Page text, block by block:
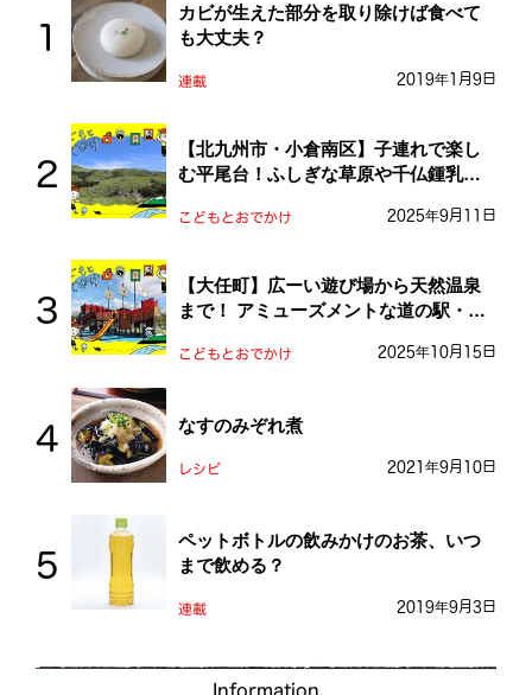
カビが生えた部分を取り除けば食べて
も大丈夫？
連載 2019年1月9日
【北九州市・小倉南区】子連れで楽し
む平尾台！ふしぎな草原や千仏鍾乳洞
こどもとおでかけ 2025年9月11日
【大任町】広ーい遊び場から天然温泉
まで！ アミューズメントな道の駅・お
こどもとおでかけ 2025年10月15日
なすのみぞれ煮
レシピ 2021年9月10日
ペットボトルの飲みかけのお茶、いつ
まで飲める？
連載 2019年9月3日
Information